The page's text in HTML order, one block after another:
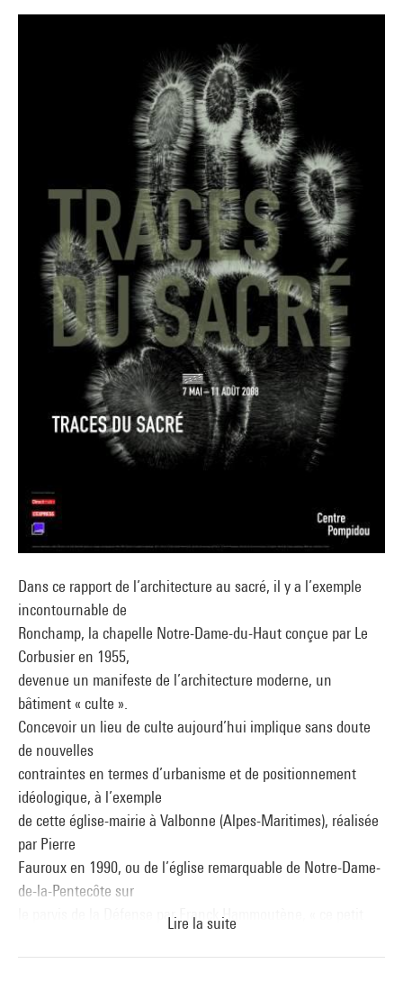
Dans ce rapport de l’architecture au sacré, il y a l’exemple
incontournable de
Ronchamp, la chapelle Notre-Dame-du-Haut conçue par Le
Corbusier en 1955,
devenue un manifeste de l’architecture moderne, un
bâtiment « culte ».
Concevoir un lieu de culte aujourd’hui implique sans doute
de nouvelles
contraintes en termes d’urbanisme et de positionnement
idéologique, à l’exemple
de cette église-mairie à Valbonne (Alpes-Maritimes), réalisée
par Pierre
Fauroux en 1990, ou de l’église remarquable de Notre-Dame-
de-la-Pentecôte sur
le parvis de la Défense par Franck Hammoutène, « ce petit
admirablement juste, avec une lumière opaline », dit son ami
Lire la suite